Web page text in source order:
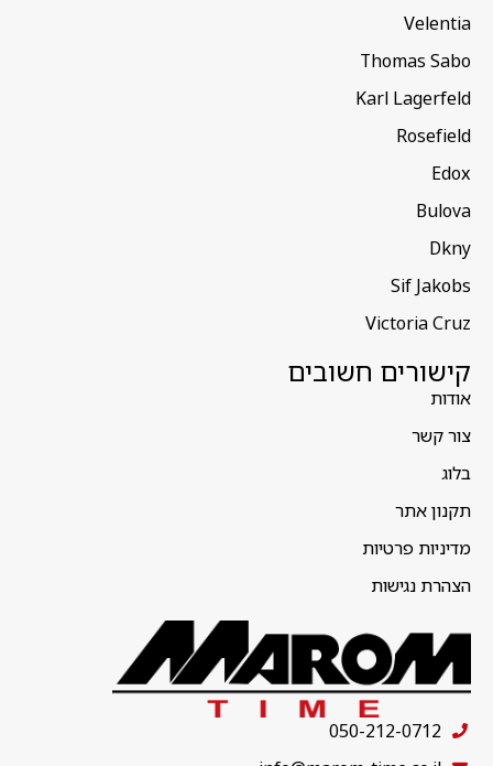
Velentia
Thomas Sabo
Karl Lagerfeld
Rosefield
Edox
Bulova
Dkny
Sif Jakobs
Victoria Cruz
קישורים חשובים
אודות
צור קשר
בלוג
תקנון אתר
מדיניות פרטיות
הצהרת נגישות
050-212-0712